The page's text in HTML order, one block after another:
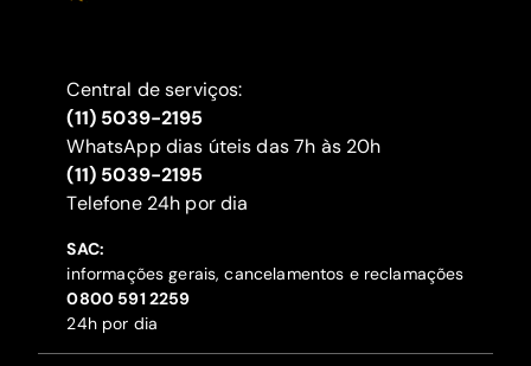
Central de serviços:
(11) 5039-2195
WhatsApp dias úteis das 7h às 20h
(11) 5039-2195
‍Telefone 24h por dia
SAC:
informações gerais, cancelamentos e reclamações
‍0800 591 2259
24h por dia